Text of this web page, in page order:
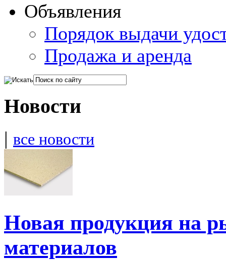
Объявления
Порядок выдачи
Продажа и аренда
Новости
| все новости
Новая продукция на
материалов